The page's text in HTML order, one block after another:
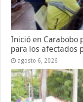
Inició en Carabobo
para los afectados
agosto 6, 2026